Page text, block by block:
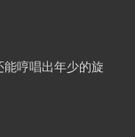
哼唱出年少的旋